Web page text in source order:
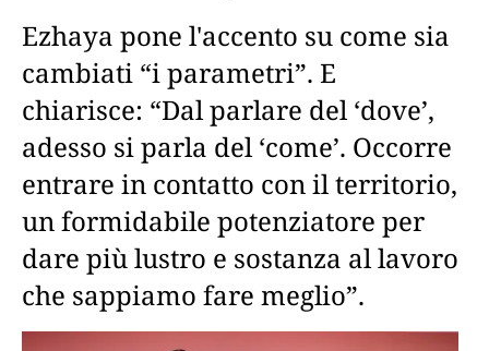
Ezhaya pone l'accento su come sia
cambiati “i parametri”. E
chiarisce: “Dal parlare del ‘dove’,
adesso si parla del ‘come’. Occorre
entrare in contatto con il territorio,
un formidabile potenziatore per
dare più lustro e sostanza al lavoro
che sappiamo fare meglio”.